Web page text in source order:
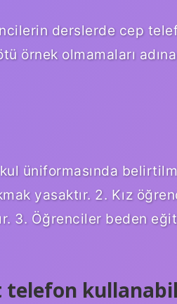
derslerde cep
örnek olmamaları adına
üniformasında
yasaktır. 2. Kız
3. Öğrenciler beden
telefon